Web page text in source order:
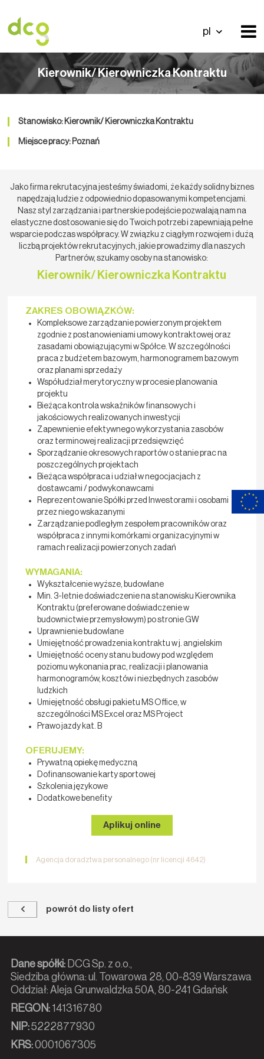
pl
Kierownik/ Kierowniczka Kontraktu
Stanowisko: Kierownik/ Kierowniczka Kontraktu
Miejsce pracy: Poznań
Jako firma rekrutacyjna jesteśmy świadomi, że każdy solidny biznes
napędzają ludzie z odpowiednio dopasowanymi kompetencjami.
Nasz styl zarządzania i partnerskie podejście pozwalają nam na
elastyczne dostosowanie się do Twoich potrzeb i zapewniają pełne
wsparcie podczas współpracy. W związku z ciągłym rozwojem i dużą
liczbą projektów rekrutacyjnych, jakie prowadzimy dla naszych
Partnerów, szukamy osoby na stanowisko:
Kierownik/ Kierowniczka Kontraktu
ZAKRES OBOWIĄZKÓW:
Kompleksowe zarządzanie powierzonym projektem
zgodnie z postanowieniami umowy kontraktowej oraz
zasadami obowiązującymi w Spółce. W szczególności
praca z budżetem bazowym, harmonogramem bazowym
oraz planami sprzedaży
Współudział merytoryczny w procesie planowania
projektu
Bieżąca kontrola wskaźników finansowych i
jakościowych realizowanych inwestycji
Zapewnienie efektywnego wykorzystania zasobów
oraz terminowej realizacji przedsięwzięć
Sporządzanie okresowych raportów o stanie prac na
poszczególnych projektach
Bieżąca współpraca i udział w negocjacjach z
dostawcami / podwykonawcami
Reprezentowanie Spółki przed Inwestorami i osobami
przez niego wskazanymi
Zarządzanie podległym zespołem pracowników oraz
współpraca z innymi komórkami organizacyjnymi w
ramach realizacji powierzonych zadań
WYMAGANIA:
Wykształcenie wyższe, budowlane
Min. 3-letnie doświadczenie na stanowisku Kierownika
Kontraktu (preferowane doświadczenie w
budownictwie przemysłowym) po stronie GW
Uprawnienie budowlane
Umiejętność prowadzenia kontraktu w j. angielskim
Umiejętność oceny stanu budowy pod względem
poziomu wykonania prac, realizacji i planowania
harmonogramów, kosztów i niezbędnych zasobów
ludzkich
Umiejętność obsługi pakietu MS Office, w
szczególności MS Excel oraz MS Project
Prawo jazdy kat. B
OFERUJEMY:
Prywatną opiekę medyczną
Dofinansowanie karty sportowej
Szkolenia językowe
Dodatkowe benefity
Aplikuj online
Agencja doradztwa personalnego (nr licencji 4642)
powrót do listy ofert
Dane spółki:DCG Sp. z o.o.,
Siedziba główna: ul. Towarowa 28, 00-839 Warszawa
Oddział: Aleja Grunwaldzka 50A, 80-241 Gdańsk
REGON:141316780
NIP:5222877930
KRS:0001067305